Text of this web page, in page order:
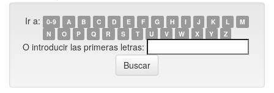
Ir a: 0-9 A B C D E F G H I J K L
M
N
O P Q R S T U V W X Y Z
O introducir las primeras letras: